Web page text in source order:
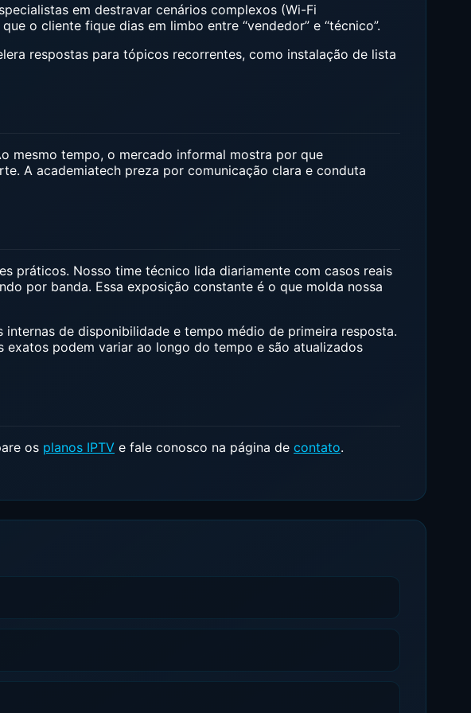
em destravar cenários complexos (Wi-Fi
o cliente fique dias em limbo entre “vendedor” e “técnico”.
respostas para tópicos recorrentes, como instalação de lista
mesmo tempo, o mercado informal mostra por que
A academiatech preza por comunicação clara e conduta
práticos. Nosso time técnico lida diariamente com casos reais
por banda. Essa exposição constante é o que molda nossa
de disponibilidade e tempo médio de primeira resposta.
podem variar ao longo do tempo e são atualizados
os planos IPTV e fale conosco na página de contato.